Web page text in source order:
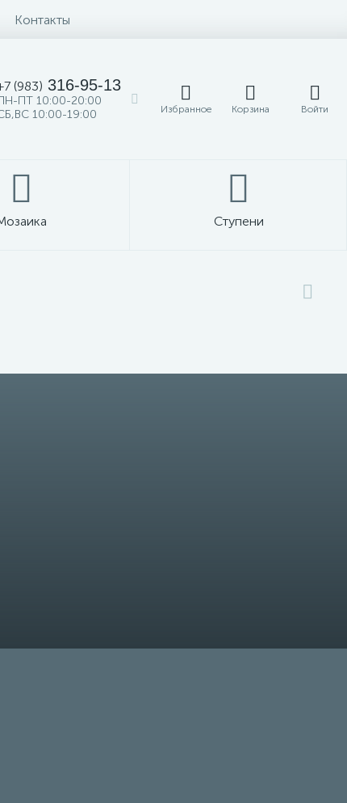
Контакты
(983) 316-95-13
ПТ 10:00-20:00
10:00-19:00
Избранное Корзина Войти
Ступени